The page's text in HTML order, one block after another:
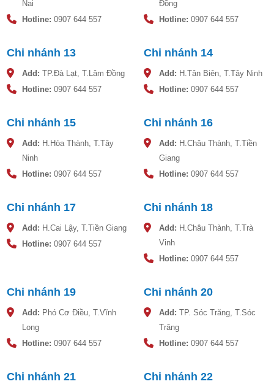
Bồn nhựa 10 khối Tân Á Đại Thành GOLD
công bố chất lượng sản phẩm).
Các thông số trên có thể được
thay đổi bởi nhà sản xuất mà không cần báo trước.
Nai
Hotline: 0907 644 557
Đồng
Hotline: 0907 644 557
Chi nhánh 13
Add: TP.Đà Lạt, T.Lâm Đồng
Hotline: 0907 644 557
Chi nhánh 14
Add: H.Tân Biên, T.Tây Ninh
Hotline: 0907 644 557
Chi nhánh 15
Add: H.Hòa Thành, T.Tây
Ninh
Hotline: 0907 644 557
Chi nhánh 16
Add: H.Châu Thành, T.Tiền
Giang
Hotline: 0907 644 557
Chi nhánh 17
Add: H.Cai Lậy, T.Tiền Giang
Hotline: 0907 644 557
Chi nhánh 18
Add: H.Châu Thành, T.Trà
Vinh
Hotline: 0907 644 557
Chi nhánh 19
Add: Phó Cơ Điều, T.Vĩnh
Long
Hotline: 0907 644 557
Chi nhánh 20
Add: TP. Sóc Trăng, T.Sóc
Trăng
Hotline: 0907 644 557
Chi nhánh 21 Chi nhánh 22